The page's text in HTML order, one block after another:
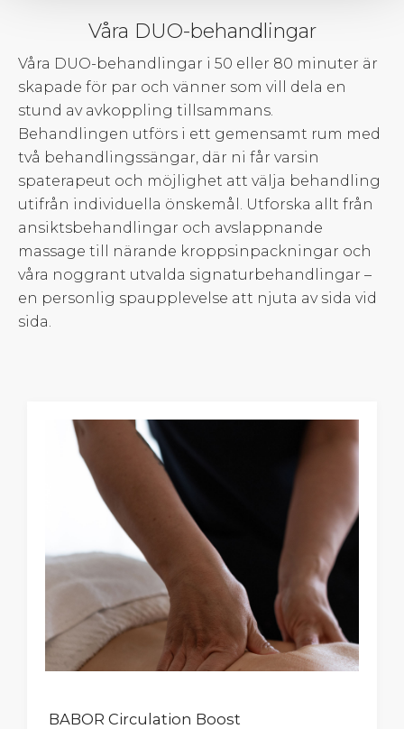
Våra DUO-behandlingar
Våra DUO-behandlingar i 50 eller 80 minuter är
skapade för par och vänner som vill dela en
stund av avkoppling tillsammans.
Behandlingen utförs i ett gemensamt rum med
två behandlingssängar, där ni får varsin
spaterapeut och möjlighet att välja behandling
utifrån individuella önskemål. Utforska allt från
ansiktsbehandlingar och avslappnande
massage till närande kroppsinpackningar och
våra noggrant utvalda signaturbehandlingar –
en personlig spaupplevelse att njuta av sida vid
sida.
BABOR Circulation Boost